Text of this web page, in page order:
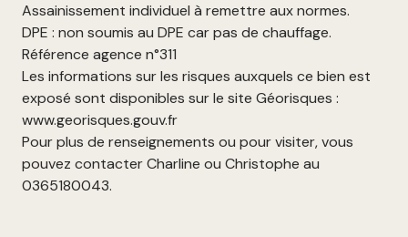
Assainissement individuel à remettre aux normes.
DPE : non soumis au DPE car pas de chauffage.
Référence agence n°311
Les informations sur les risques auxquels ce bien est
exposé sont disponibles sur le site Géorisques :
www.georisques.gouv.fr
Pour plus de renseignements ou pour visiter, vous
pouvez contacter Charline ou Christophe au
0365180043.